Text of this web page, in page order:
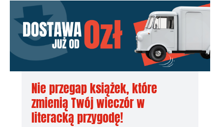
Nie przegap książek, które
zmienią Twój wieczór w
literacką przygodę!